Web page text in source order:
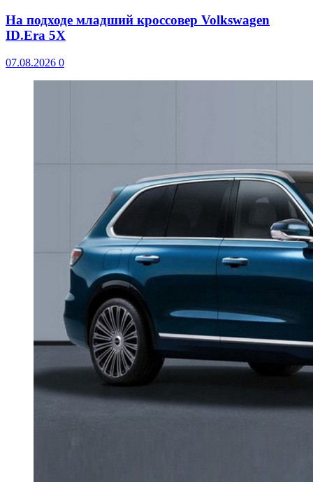
На подходе младший кроссовер Volkswagen
ID.Era 5X
07.08.2026 0